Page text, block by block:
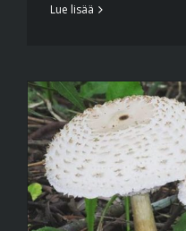
Lue lisää